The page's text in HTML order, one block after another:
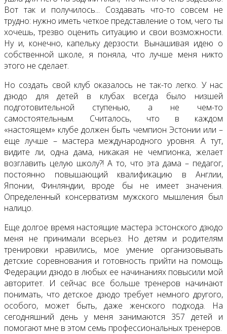
Вот так и получилось... Создавать что-то совсем не
трудно: нужно иметь четкое представление о том, чего ты
хочешь, трезво оценить ситуацию и свои возможности.
Ну и, конечно, капельку дерзости. Вынашивая идею о
собственной школе, я поняла, что лучше меня никто
этого не сделает.
Но создать свой клуб оказалось не так-то легко. У нас
дзюдо для детей в клубах всегда было низшей
подготовительной ступенью, а не чем-то
самостоятельным. Считалось, что в каждом
«настоящем» клубе должен быть чемпион Эстонии или –
еще лучше – мастера международного уровня. А тут,
видите ли, одна дама, никакая не чемпионка, желает
возглавить целую школу?! А то, что эта дама – педагог,
постоянно повышающий квалификацию в Англии,
Японии, Финляндии, вроде бы не имеет значения.
Определенный консерватизм мужского мышления был
налицо.
Еще долгое время настоящие мастера эстонского дзюдо
меня не принимали всерьез. Но детям и родителям
тренировки нравились, мое умение организовывать
детские соревнования и готовность прийти на помощь
Федерации дзюдо в любых ее начинаниях повысили мой
авторитет. И сейчас все больше тренеров начинают
понимать, что детское дзюдо требует немного другого,
особого, может быть, даже женского подхода. На
сегодняшний день у меня занимаются 357 детей и
помогают мне в этом семь профессиональных тренеров.